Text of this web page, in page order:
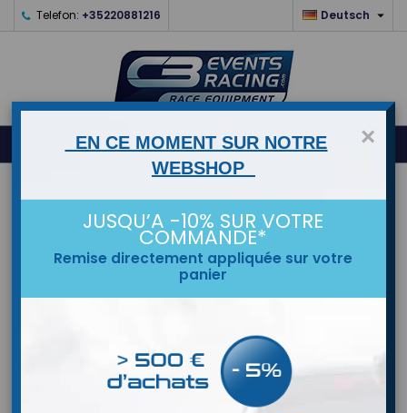
Telefon: +35220881216 Deutsch 
   0×
EN CE MOMENT SUR NOTRE
WEBSHOP
JUSQU’A -10% SUR VOTRE
COMMANDE*
Remise directement appliquée sur votre
panier